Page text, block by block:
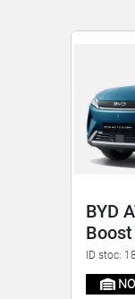
BYD
ID stoc: